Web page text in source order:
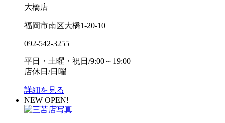
大橋店
福岡市南区大橋1-20-10
092-542-3255
平日・土曜・祝日/9:00～19:00
店休日/日曜
詳細を見る
NEW OPEN!